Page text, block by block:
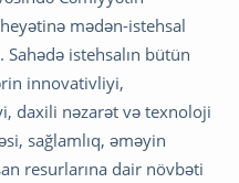
mədən-istehsal
istehsalın bütün
innovativliyi,
daxili nəzarət və texnoloji
sağlamlıq, əməyin
resurlarına dair növbəti